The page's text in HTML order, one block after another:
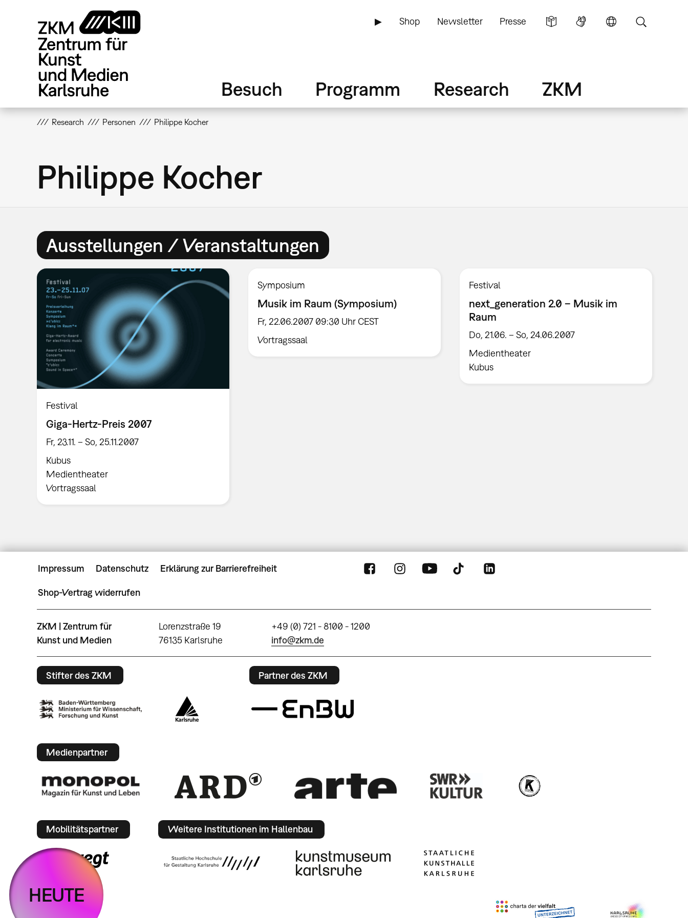
▶ Shop Newsletter Presse
Besuch Programm Research ZKM
Research Personen Philippe Kocher
Philippe Kocher
Ausstellungen / Veranstaltungen
Festival
Giga-Hertz-Preis 2007
Fr, 23.11. – So, 25.11.2007
Kubus
Medientheater
Vortragssaal
Symposium
Musik im Raum (Symposium)
Fr, 22.06.2007 09:30 Uhr CEST
Vortragssaal
Festival
next_generation 2.0 – Musik im
Raum
Do, 21.06. – So, 24.06.2007
Medientheater
Kubus
Impressum Datenschutz Erklärung zur Barrierefreiheit
Shop-Vertrag widerrufen
ZKM | Zentrum für
Kunst und Medien
Lorenzstraße 19
76135 Karlsruhe
+49 (0) 721 - 8100 - 1200
info@zkm.de
Stifter des ZKM Partner des ZKM
Medienpartner
Mobilitätspartner Weitere Institutionen im Hallenbau
HEUTE